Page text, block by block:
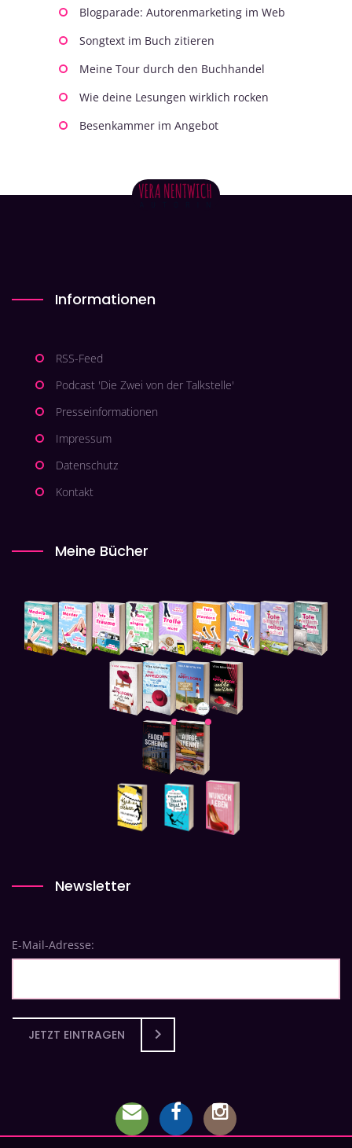
Blogparade: Autorenmarketing im Web
Songtext im Buch zitieren
Meine Tour durch den Buchhandel
Wie deine Lesungen wirklich rocken
Besenkammer im Angebot
Informationen
RSS-Feed
Podcast 'Die Zwei von der Talkstelle'
Presseinformationen
Impressum
Datenschutz
Kontakt
Meine Bücher
Newsletter
E-Mail-Adresse:
JETZT EINTRAGEN